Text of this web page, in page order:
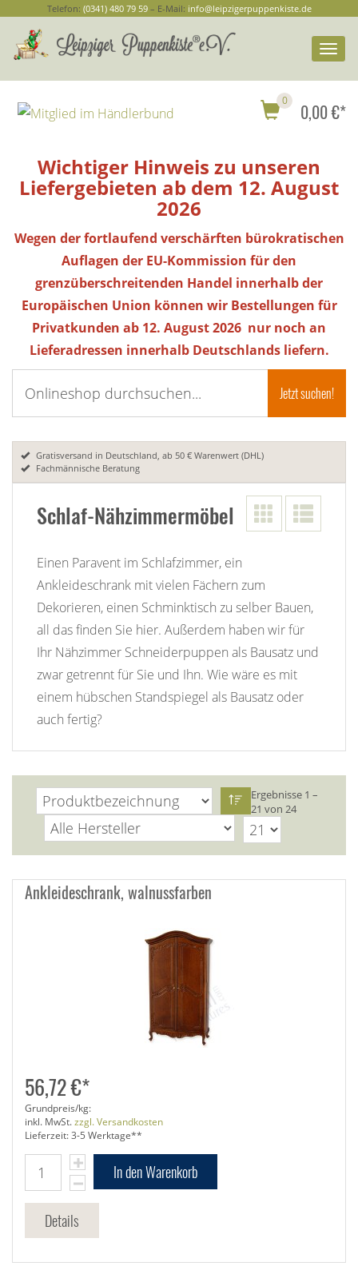
Telefon: (0341) 480 79 59– E-Mail: info@leipzigerpuppenkiste.de
0 0,00 €*
Wichtiger Hinweis zu unseren
Liefergebieten ab dem 12. August
2026
Wegen der fortlaufend verschärften bürokratischen
Auflagen der EU-Kommission für den
grenzüberschreitenden Handel innerhalb der
Europäischen Union können wir Bestellungen für
Privatkunden ab 12. August 2026 nur noch an
Lieferadressen innerhalb Deutschlands liefern.
Gratisversand in Deutschland, ab 50 € Warenwert (DHL)
Fachmännische Beratung
Schlaf-Nähzimmermöbel
Einen Paravent im Schlafzimmer, ein
Ankleideschrank mit vielen Fächern zum
Dekorieren, einen Schminktisch zu selber Bauen,
all das finden Sie hier. Außerdem haben wir für
Ihr Nähzimmer Schneiderpuppen als Bausatz und
zwar getrennt für Sie und Ihn. Wie wäre es mit
einem hübschen Standspiegel als Bausatz oder
auch fertig?
Ergebnisse 1 –
21 von 24
Ankleideschrank, walnussfarben
56,72 €*
Grundpreis/kg:
inkl. MwSt.zzgl. Versandkosten
Lieferzeit: 3-5 Werktage**
In den Warenkorb
Details